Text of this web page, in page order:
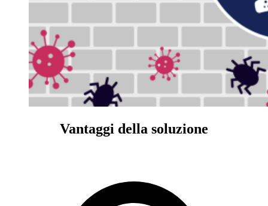
Vantaggi della soluzione